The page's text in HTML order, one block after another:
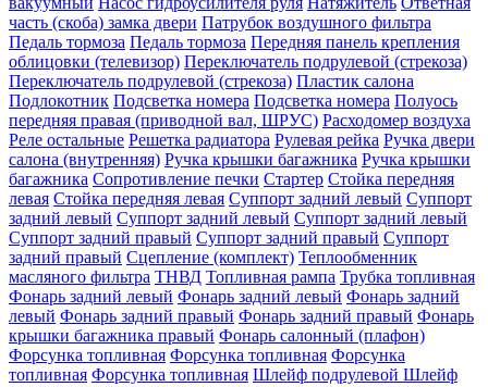
часть (скоба) замка двери Патрубок воздушного фильтра
Педаль тормоза Педаль тормоза Передняя панель крепления
облицовки (телевизор) Переключатель подрулевой (стрекоза)
Переключатель подрулевой (стрекоза) Пластик салона
Подлокотник Подсветка номера Подсветка номера Полуось
передняя правая (приводной вал, ШРУС) Расходомер воздуха
Реле остальные Решетка радиатора Рулевая рейка Ручка двери
салона (внутренняя) Ручка крышки багажника Ручка крышки
багажника Сопротивление печки Стартер Стойка передняя
левая Стойка передняя левая Суппорт задний левый Суппорт
задний левый Суппорт задний левый Суппорт задний левый
Суппорт задний правый Суппорт задний правый Суппорт
задний правый Сцепление (комплект) Теплообменник
масляного фильтра ТНВД Топливная рампа Трубка топливная
Фонарь задний левый Фонарь задний левый Фонарь задний
левый Фонарь задний правый Фонарь задний правый Фонарь
крышки багажника правый Фонарь салонный (плафон)
Форсунка топливная Форсунка топливная Форсунка
топливная Форсунка топливная Шлейф подрулевой Шлейф